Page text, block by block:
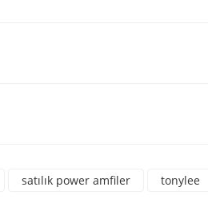
satılık power amfiler tonylee